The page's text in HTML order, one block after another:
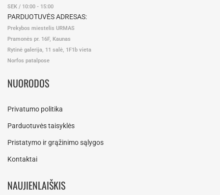
SEK / 10:00 - 15:00
PARDUOTUVĖS ADRESAS:
Prekybos miestelis URMAS
Pramonės pr. 16F, Kaunas
Rytinė galerija, 11 salė, 1F1b vieta
Norfos patalpose
NUORODOS
Privatumo politika
Parduotuvės taisyklės
Pristatymo ir grąžinimo sąlygos
Kontaktai
NAUJIENLAIŠKIS